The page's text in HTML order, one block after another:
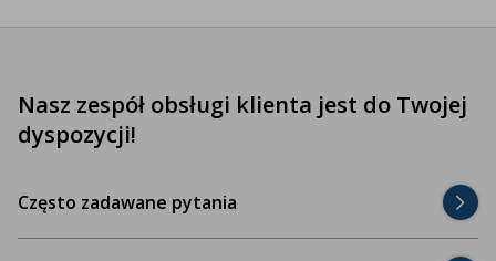
Nasz zespół obsługi klienta jest do Twojej
dyspozycji!
Często zadawane pytania